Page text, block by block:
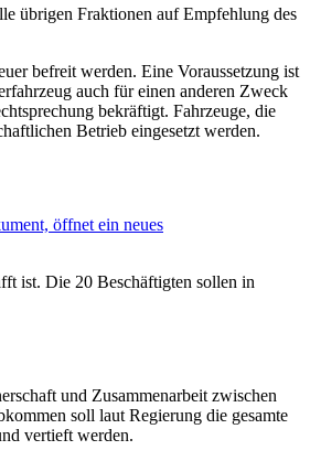
übrigen Fraktionen auf Empfehlung des
befreit werden. Eine Voraussetzung ist
auch für einen anderen Zweck
bekräftigt. Fahrzeuge, die
Betrieb eingesetzt werden.
öffnet ein neues
ist. Die 20 Beschäftigten sollen in
und Zusammenarbeit zwischen
soll laut Regierung die gesamte
vertieft werden.